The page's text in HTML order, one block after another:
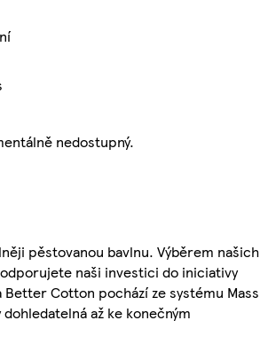
nedostupný.
pěstovanou bavlnu. Výběrem našich
naši investici do iniciativy
Cotton pochází ze systému Mass
až ke konečným